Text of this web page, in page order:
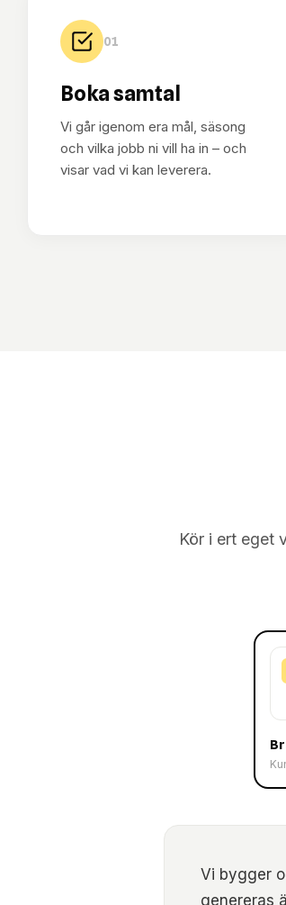
01
Boka samtal
Vi går igenom era mål, säsong
och vilka jobb ni vill ha in – och
visar vad vi kan leverera.
Kör i ert eget
Vi bygger
genereras